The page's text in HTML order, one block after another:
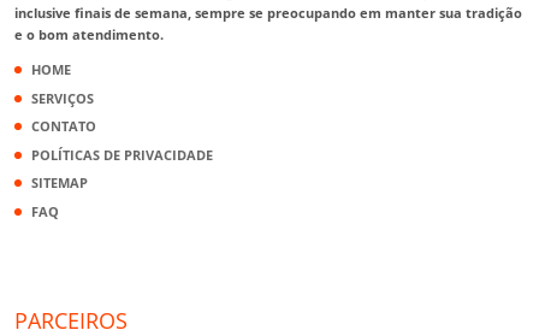
inclusive finais de semana, sempre se preocupando em manter sua tradição
e o bom atendimento.
HOME
SERVIÇOS
CONTATO
POLÍTICAS DE PRIVACIDADE
SITEMAP
FAQ
PARCEIROS